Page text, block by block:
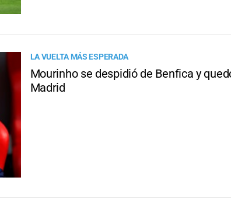
LA VUELTA MÁS ESPERADA
Mourinho se despidió de Benfica y
Madrid